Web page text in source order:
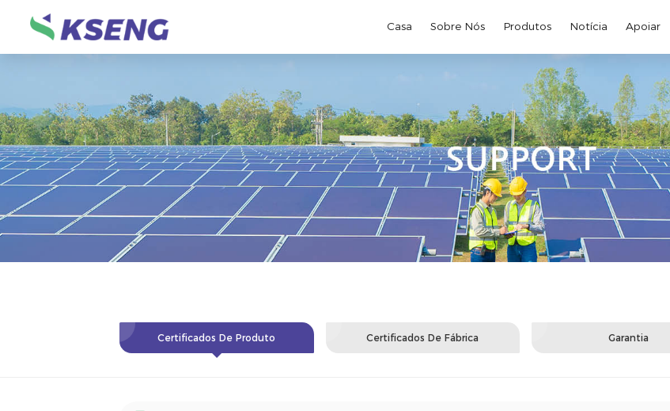
Casa Sobre Nós Produtos Notícia Apoiar
Certificados De Produto Certificados De Fábrica Garantia